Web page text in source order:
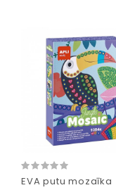
EVA putu mozaīka